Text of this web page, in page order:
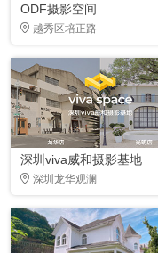
ODF摄影空间
越秀区培正路
深圳viva威和摄影基地
深圳龙华观澜